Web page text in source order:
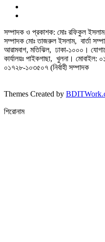
সম্পাদক ও প্রকাশক: মোঃ রফিকুল ইসলাম
সম্পাদক মোঃ তাজরুল‌‌ ইসলাম, বার্তা
আরামবাগ, মতিঝিল, ঢাকা-১০০০।
কার্যালয়ঃ পাইকগাছা, খুলনা।
০১৭২৮-১০৩৫০৭ (নির্বাহী সম্পাদক
Themes Created by
শিরোনাম